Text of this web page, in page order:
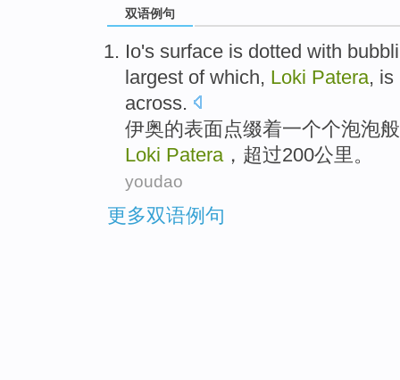
双语例句
Io's surface is dotted with
largest ofwhich, Loki Patera, is
across.
伊奥的表面点缀着一个个泡泡
Loki Patera ，超过200公里。
youdao
更多双语例句